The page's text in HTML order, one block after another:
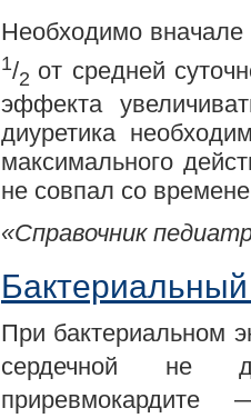
Необходимо
1/2 от средней
эффекта
диуретика
максимального
не совпал со
«Справочник
При бактериальном
сердечной не
приревмокардите